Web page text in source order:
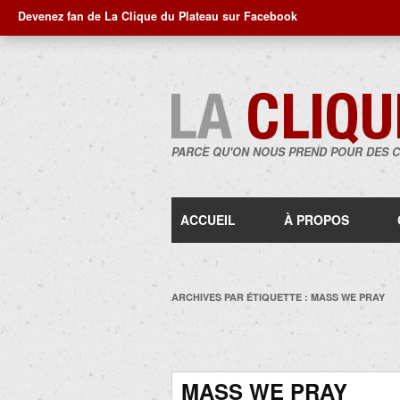
Devenez fan de La Clique du Plateau sur Facebook
PARCE QU'ON NOUS PREND POUR DES
ACCUEIL À PROPOS
ARCHIVES PAR ÉTIQUETTE : MASS WE PRAY
MASS WE PRAY